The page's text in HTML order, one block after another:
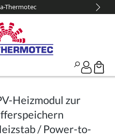
Thermotec
Heizmodul zur
/ Power-to-